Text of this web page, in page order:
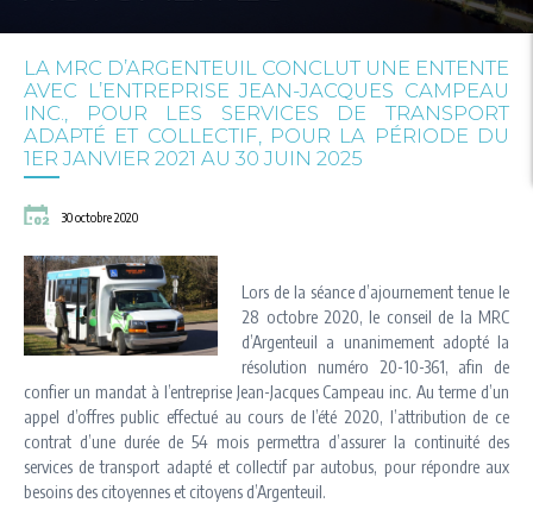
LA MRC D’ARGENTEUIL CONCLUT UNE ENTENTE
AVEC L’ENTREPRISE JEAN-JACQUES CAMPEAU
INC., POUR LES SERVICES DE TRANSPORT
ADAPTÉ ET COLLECTIF, POUR LA PÉRIODE DU
1ER JANVIER 2021 AU 30 JUIN 2025
30 octobre 2020
Lors de la séance d’ajournement tenue le
28 octobre 2020, le conseil de la MRC
d’Argenteuil a unanimement adopté la
résolution numéro 20-10-361, afin de
confier un mandat à l’entreprise Jean-Jacques Campeau inc. Au terme d’un
appel d’offres public effectué au cours de l’été 2020, l’attribution de ce
contrat d’une durée de 54 mois permettra d’assurer la continuité des
services de transport adapté et collectif par autobus, pour répondre aux
besoins des citoyennes et citoyens d’Argenteuil.